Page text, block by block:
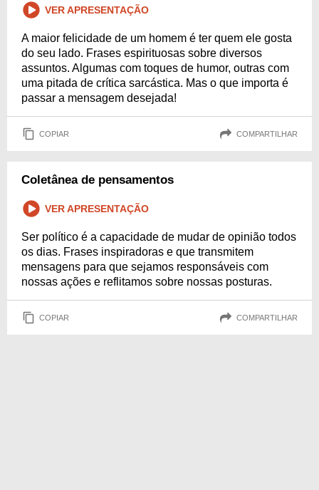
VER APRESENTAÇÃO
A maior felicidade de um homem é ter quem ele gosta
do seu lado. Frases espirituosas sobre diversos
assuntos. Algumas com toques de humor, outras com
uma pitada de crítica sarcástica. Mas o que importa é
passar a mensagem desejada!
COPIAR COMPARTILHAR
Coletânea de pensamentos
VER APRESENTAÇÃO
Ser político é a capacidade de mudar de opinião todos
os dias. Frases inspiradoras e que transmitem
mensagens para que sejamos responsáveis com
nossas ações e reflitamos sobre nossas posturas.
COPIAR COMPARTILHAR